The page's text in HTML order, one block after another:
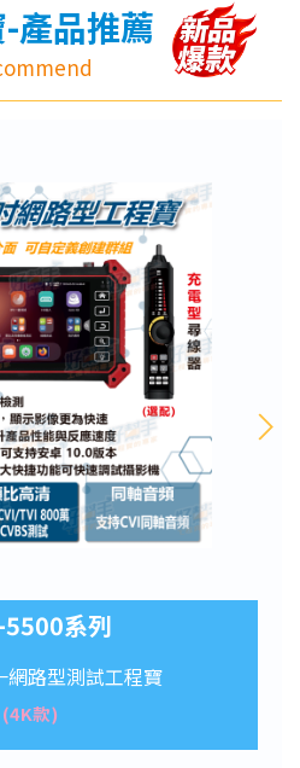
產品推薦
5500系列
網路型測試工程寶
(4K款)
H12系列
路型測試工程寶
(8K款)